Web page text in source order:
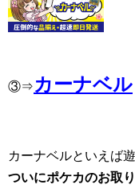
③⇒ カーナベル
カーナベルといえば
ついにポケカのお取